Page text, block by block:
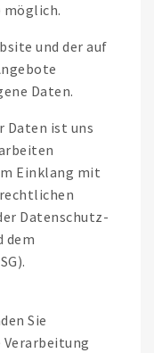
und der auf
Daten.
Daten ist uns
Einklang mit
Datenschutz-
dem
Sie